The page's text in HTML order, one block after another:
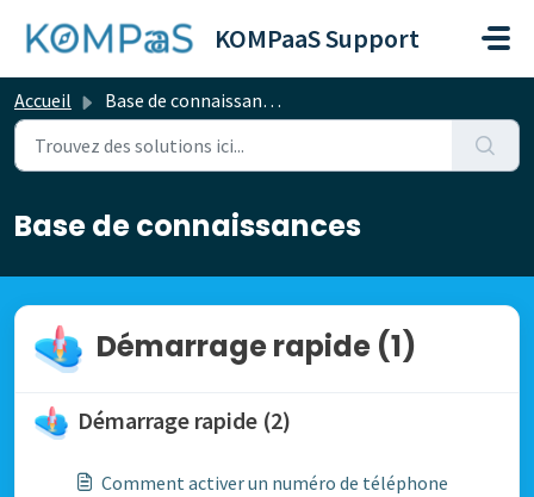
KOMPaaS Support
Accueil Base de connaissances
Base de connaissances
Démarrage rapide (1)
Démarrage rapide (2)
Comment activer un numéro de téléphone